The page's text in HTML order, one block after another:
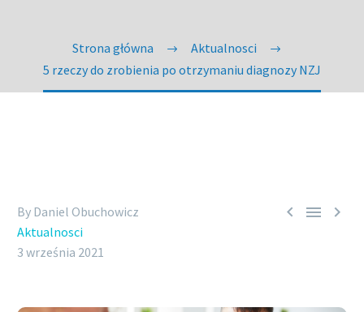
Strona główna
Aktualnosci
5 rzeczy do zrobienia po otrzymaniu diagnozy NZJ
  
By Daniel Obuchowicz
Aktualnosci
3 września 2021